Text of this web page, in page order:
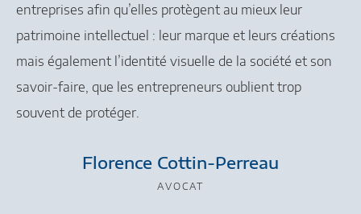
entreprises afin qu’elles protègent au mieux leur
patrimoine intellectuel : leur marque et leurs créations
mais également l’identité visuelle de la société et son
savoir-faire, que les entrepreneurs oublient trop
souvent de protéger.
Florence Cottin-Perreau
AVOCAT